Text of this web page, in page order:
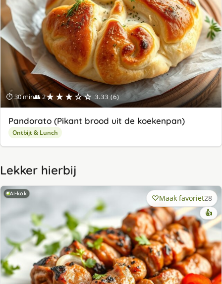
⏱ 30 min👥 2★★★☆☆ 3.33 (6)
Pandorato (Pikant brood uit de koekenpan)
Ontbijt & Lunch
Lekker hierbij
AI-kok Maak favoriet28
👍